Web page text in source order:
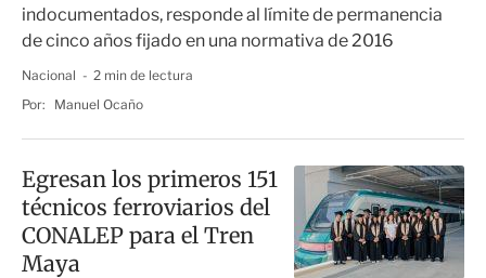
indocumentados, responde al límite de permanencia
de cinco años fijado en una normativa de 2016
Nacional
2 min de lectura
Por:
Manuel Ocaño
Egresan los primeros 151
técnicos ferroviarios del
CONALEP para el Tren
Maya